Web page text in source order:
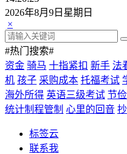
2026年8月9日星期日
×
#热门搜索#
资金 骑马 十指紧扣 新手 法
机 孩子 采购成本 托福考试
海外所得 英语三级考试 节俭
统计制程管制 心里的回音
标签云
联系我